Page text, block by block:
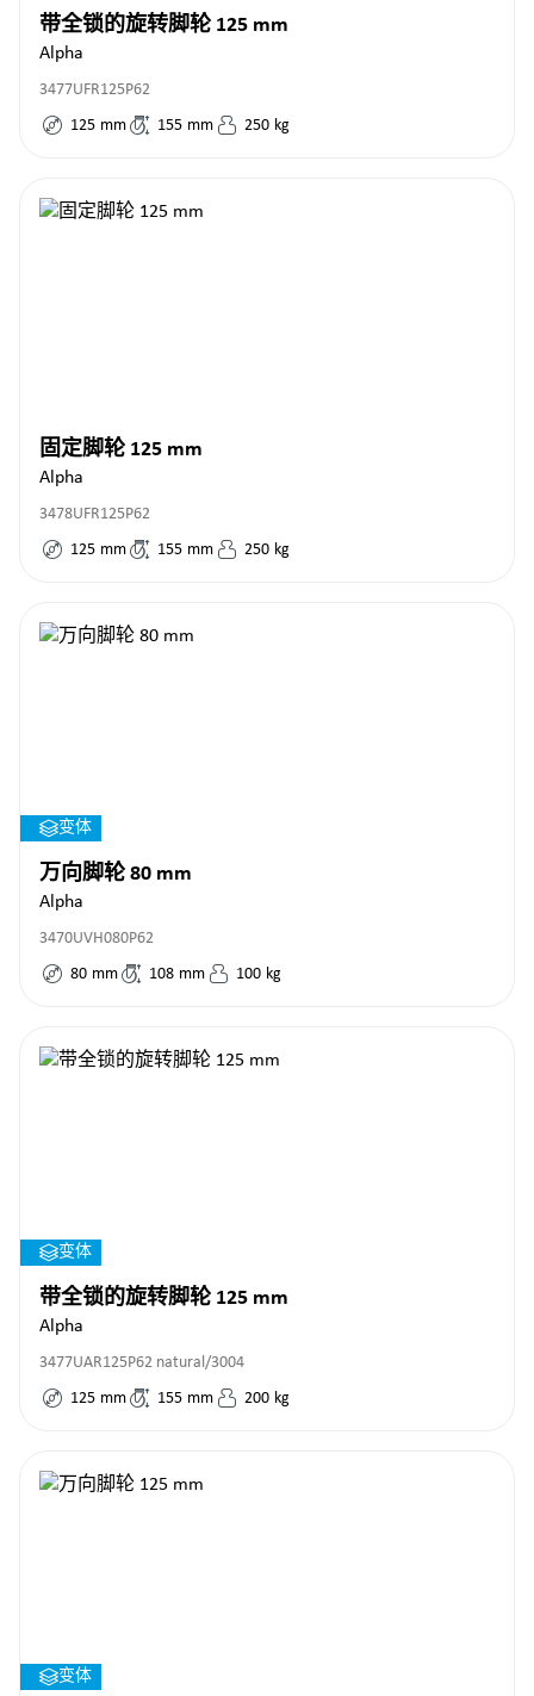
带全锁的旋转脚轮 125 mm
Alpha
3477UFR125P62
125 mm 155 mm 250 kg
固定脚轮 125 mm
Alpha
3478UFR125P62
125 mm 155 mm 250 kg
变体
万向脚轮 80 mm
Alpha
3470UVH080P62
80 mm 108 mm 100 kg
变体
带全锁的旋转脚轮 125 mm
Alpha
3477UAR125P62 natural/3004
125 mm 155 mm 200 kg
变体